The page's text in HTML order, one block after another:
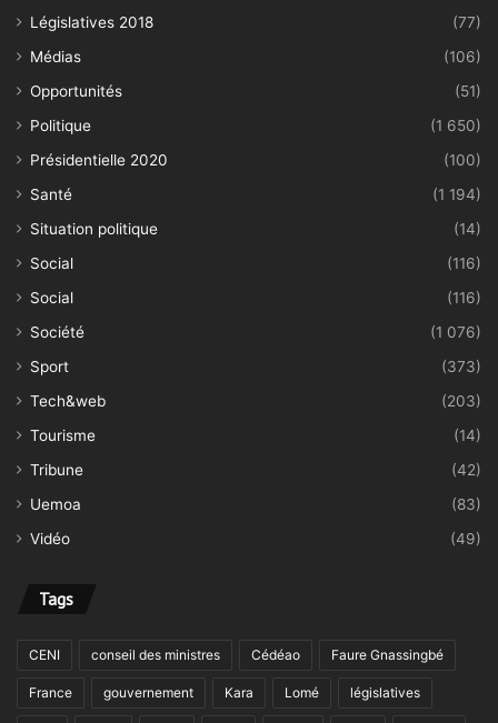
Législatives 2018
(77)
Médias
(106)
Opportunités
(51)
Politique
(1 650)
Présidentielle 2020
(100)
Santé
(1 194)
Situation politique
(14)
Social
(116)
Social
(116)
Société
(1 076)
Sport
(373)
Tech&web
(203)
Tourisme
(14)
Tribune
(42)
Uemoa
(83)
Vidéo
(49)
Tags
CENI conseil des ministres Cédéao Faure Gnassingbé
France gouvernement Kara Lomé législatives